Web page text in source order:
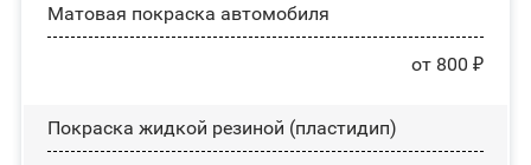
Матовая покраска автомобиля
от 800 ₽
Покраска жидкой резиной (пластидип)